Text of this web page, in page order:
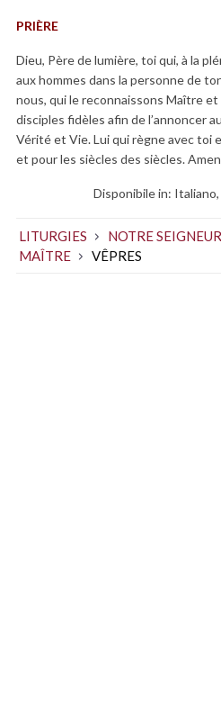
PRIÈRE
Dieu, Père de lumière, toi qui, à la
aux hommes dans la personne de
nous, qui le reconnaissons Maître et
disciples fidèles afin de l’annoncer
Vérité et Vie. Lui qui règne avec toi
et pour les siècles des siècles.
Disponibile in: Italiano
LITURGIES
NOTRE
MAÎTRE
VÊPRES